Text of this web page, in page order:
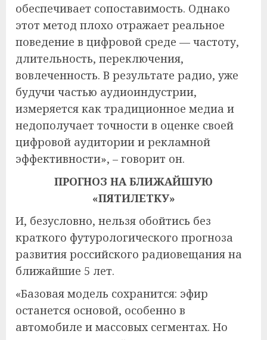
обеспечивает сопоставимость. Однако
этот метод плохо отражает реальное
поведение в цифровой среде — частоту,
длительность, переключения,
вовлеченность. В результате радио, уже
будучи частью аудиоиндустрии,
измеряется как традиционное медиа и
недополучает точности в оценке своей
цифровой аудитории и рекламной
эффективности», – говорит он.
ПРОГНОЗ НА БЛИЖАЙШУЮ
«ПЯТИЛЕТКУ»
И, безусловно, нельзя обойтись без
краткого футурологического прогноза
развития российского радиовещания на
ближайшие 5 лет.
«Базовая модель сохранится: эфир
останется основой, особенно в
автомобиле и массовых сегментах. Но